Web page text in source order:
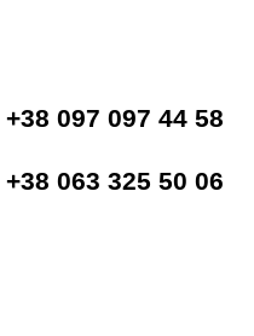
+38 097 097 44 58
+38 063 325 50 06